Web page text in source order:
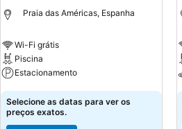
Praia das Américas, Espanha
Wi-Fi grátis
Piscina
Estacionamento
Ver preços
Selecione as datas para ver os
preços exatos.